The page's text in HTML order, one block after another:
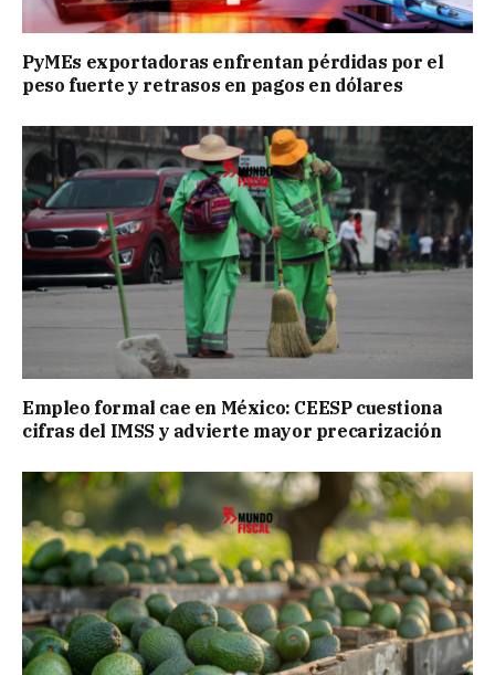
PyMEs exportadoras enfrentan pérdidas por el
peso fuerte y retrasos en pagos en dólares
Empleo formal cae en México: CEESP cuestiona
cifras del IMSS y advierte mayor precarización